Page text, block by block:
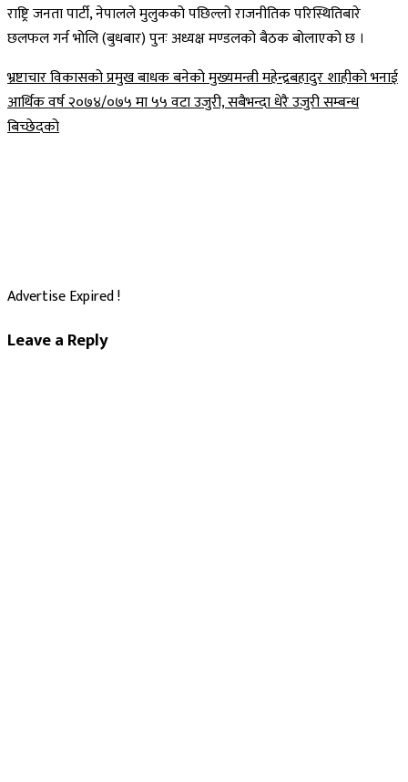
राष्ट्रि जनता पार्टी, नेपालले मुलुकको पछिल्लो राजनीतिक परिस्थितिबारे
छलफल गर्न भोलि (बुधबार) पुनः अध्यक्ष मण्डलको बैठक बोलाएको छ ।
Post
navigation
भ्रष्टाचार विकासको प्रमुख बाधक बनेको मुख्यमन्त्री महेन्द्रबहादुर शाहीको भनाई
आर्थिक वर्ष २०७४/०७५ मा ५५ वटा उजुरी, सबैभन्दा धेरै उजुरी सम्बन्ध
बिच्छेदको
Advertise Expired !
Leave a Reply